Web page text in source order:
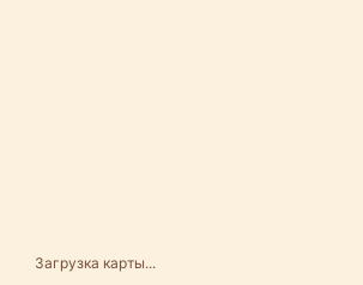
Загрузка карты...